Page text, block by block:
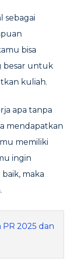
sebagai
bisa
besar untuk
kuliah.
apa tanpa
mendapatkan
memiliki
ingin
maka
2025 dan